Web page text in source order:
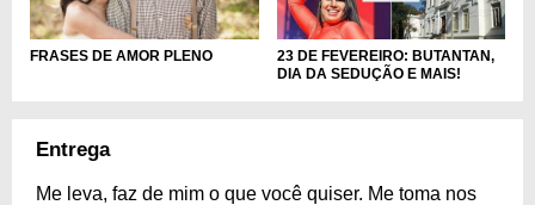
FRASES DE AMOR PLENO
23 DE FEVEREIRO: BUTANTAN,
DIA DA SEDUÇÃO E MAIS!
Entrega
Me leva, faz de mim o que você quiser. Me toma nos